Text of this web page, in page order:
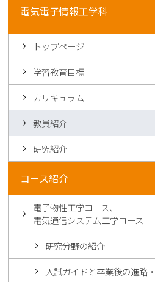
電気電子情報工学科
トップページ
学習教育目標
カリキュラム
教員紹介
研究紹介
コース紹介
電子物性工学コース、
電気通信システム工学コース
研究分野の紹介
入試ガイドと卒業後の進路